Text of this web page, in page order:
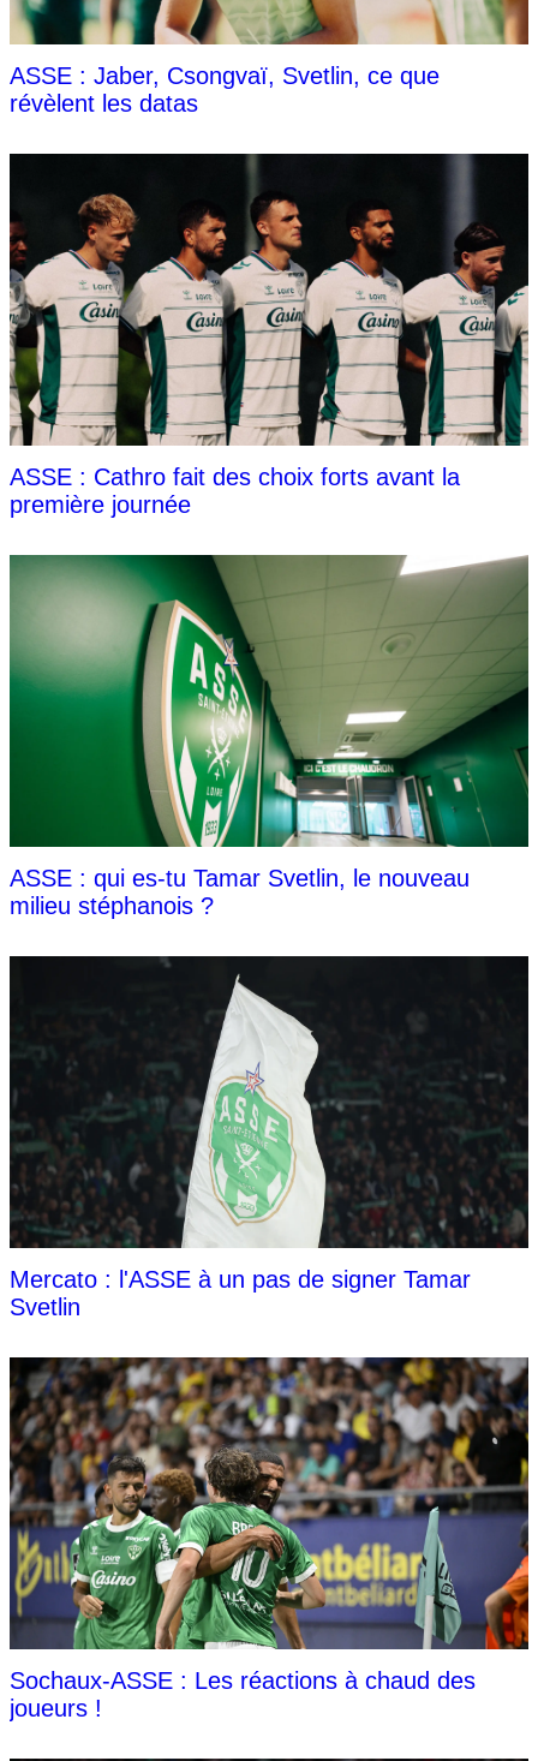
ASSE : Jaber, Csongvaï, Svetlin, ce que
révèlent les datas
ASSE : Cathro fait des choix forts avant la
première journée
ASSE : qui es-tu Tamar Svetlin, le nouveau
milieu stéphanois ?
Mercato : l'ASSE à un pas de signer Tamar
Svetlin
Sochaux-ASSE : Les réactions à chaud des
joueurs !